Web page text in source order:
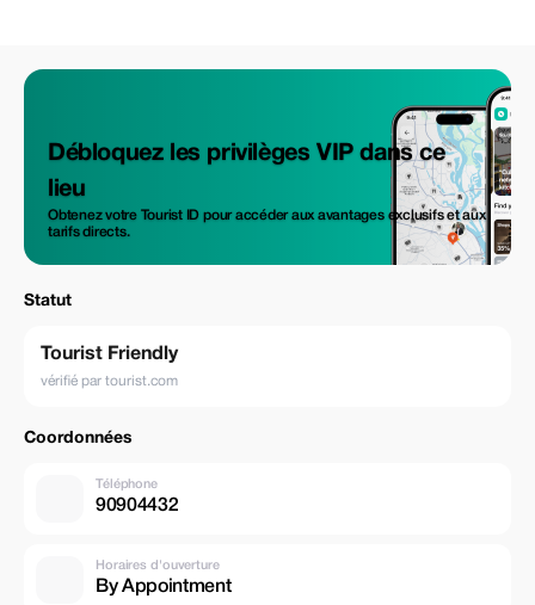
Débloquez les privilèges VIP dans ce
lieu
Obtenez votre Tourist ID pour accéder aux avantages exclusifs et aux
tarifs directs.
Statut
Tourist Friendly
vérifié par tourist.com
Coordonnées
Téléphone
90904432
Horaires d'ouverture
By Appointment